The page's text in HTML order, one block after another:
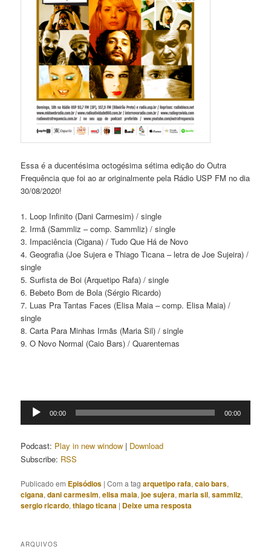
Essa é a ducentésima octogésima sétima edição do Outra
Frequência que foi ao ar originalmente pela Rádio USP FM no dia
30/08/2020!
1. Loop Infinito (Dani Carmesim) / single
2. Irmã (Sammliz – comp. Sammliz) / single
3. Impaciência (Cigana) / Tudo Que Há de Novo
4. Geografia (Joe Sujera e Thiago Ticana – letra de Joe Sujeira) /
single
5. Surfista de Boi (Arquetipo Rafa) / single
6. Bebeto Bom de Bola (Sérgio Ricardo)
7. Luas Pra Tantas Faces (Elisa Maia – comp. Elisa Maia) /
single
8. Carta Para Minhas Irmãs (Maria Sil) / single
9. O Novo Normal (Caio Bars) / Quarentemas
Tocador
00:00 00:00
Podcast: Play in new window | Download
Subscribe: RSS
Publicado em Episódios |Com a tagarquetipo rafa,caio bars,
cigana,dani carmesim,elisa maia,joe sujera,maria sil,sammliz,
sergio ricardo,thiago ticana | Deixe uma resposta
ARQUIVOS